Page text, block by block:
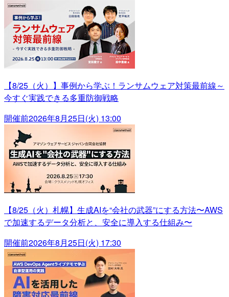
【8/25（火）】事例から学ぶ！ランサムウェア対策最前線～
今すぐ実践できる多重防御戦略
開催前2026年8月25日(火) 13:00
【8/25（火）札幌】生成AIを“会社の武器”にする方法〜AWS
で加速するデータ分析と、安全に導入する仕組み〜
開催前2026年8月25日(火) 17:30